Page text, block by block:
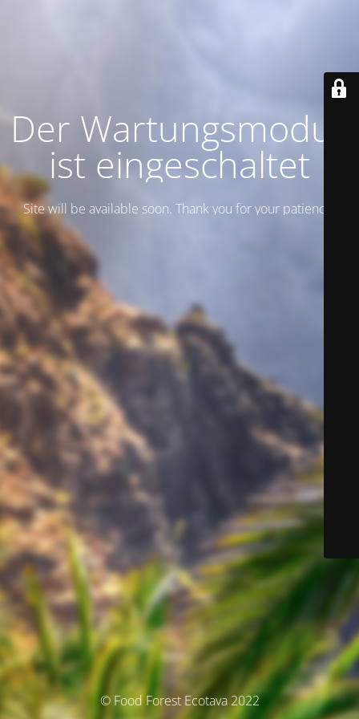
Der Wartungsmodus
ist eingeschaltet
Site will be available soon. Thank you for your patience!
© Food Forest Ecotava 2022